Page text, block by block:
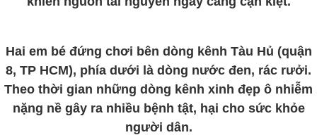
Hai em bé đứng chơi bên dòng kênh Tàu Hủ (quận
8, TP HCM), phía dưới là dòng nước đen, rác rưởi.
Theo thời gian những dòng kênh xinh đẹp ô nhiễm
nặng nề gây ra nhiều bệnh tật, hại cho sức khỏe
người dân.